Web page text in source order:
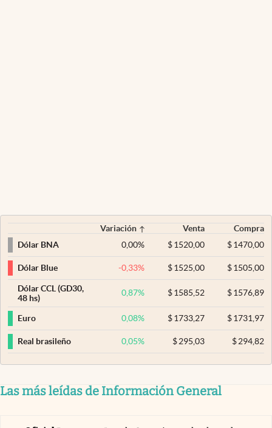
Variación Venta
Compra
Dólar BNA
0,00% $ 1520,00 $1470,00
Dólar Blue -0,33% $ 1525,00 $1505,00
Dólar CCL (GD30,
48 hs)
0,87% $ 1585,52 $1576,89
Euro 0,08% $ 1733,27 $1731,97
Real brasileño 0,05% $ 295,03 $294,82
Las más leídas de Información General